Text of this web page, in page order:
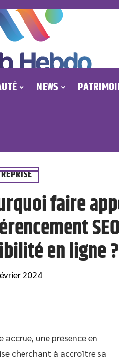
NEWS
faire
en ligne ?
2024
accrue, une présence en
cherchant à accroître sa